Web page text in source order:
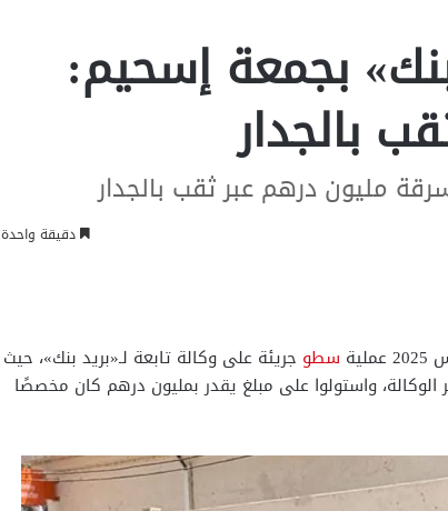
بجمعة إسحيم:
بالجدار
مليون درهم عبر ثقب بالجدار
دقيقة واحدة
سطو جريئة على وكالة تابعة لـ«بريد بنك»، حيث
واستولوا على مبلغ يقدر بمليون درهم كان مخصصًا